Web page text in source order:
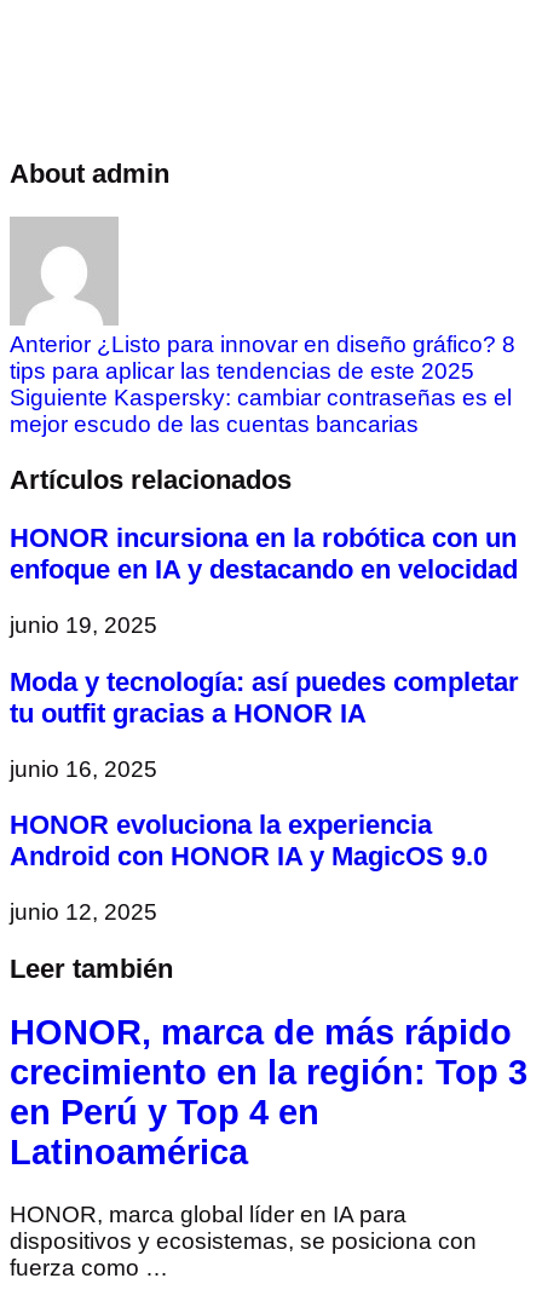
About admin
Anterior ¿Listo para innovar en diseño gráfico? 8
tips para aplicar las tendencias de este 2025
Siguiente Kaspersky: cambiar contraseñas es el
mejor escudo de las cuentas bancarias
Artículos relacionados
HONOR incursiona en la robótica con un
enfoque en IA y destacando en velocidad
junio 19, 2025
Moda y tecnología: así puedes completar
tu outfit gracias a HONOR IA
junio 16, 2025
HONOR evoluciona la experiencia
Android con HONOR IA y MagicOS 9.0
junio 12, 2025
Leer también
HONOR, marca de más rápido
crecimiento en la región: Top 3
en Perú y Top 4 en
Latinoamérica
HONOR, marca global líder en IA para
dispositivos y ecosistemas, se posiciona con
fuerza como …